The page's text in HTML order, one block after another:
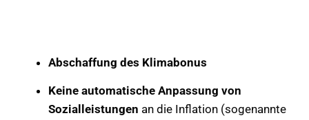
Abschaffung des Klimabonus
Keine automatische Anpassung von
Sozialleistungen an die Inflation (sogenannte